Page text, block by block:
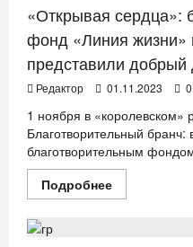
на
ПО
Покровское-
Стрешнево
открыт
театральный
проект
при
Малом
театре
«Открывая сердца»:
фонд «Линия жизни»
представили добрый
Редактор 01.11.2023 0
1 ноября в «королевском»
Благотворительный бранч:
благотворительным
ПодробнееПрочитать
больше
ДЕТИ Мода